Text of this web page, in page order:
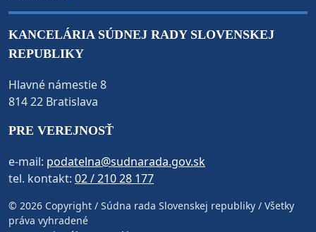
KANCELÁRIA SÚDNEJ RADY SLOVENSKEJ
REPUBLIKY
Hlavné námestie 8
814 22 Bratislava
PRE VEREJNOSŤ
e-mail: podatelna@sudnarada.gov.sk
tel. kontakt: 02 / 210 28 177
© 2026 Copyright / Súdna rada Slovenskej republiky / Všetky
práva vyhradené